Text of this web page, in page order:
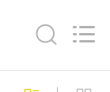
24